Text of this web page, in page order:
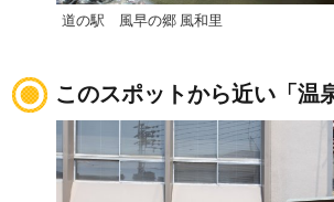
道の駅 風早の郷 風和里
このスポットから近い「温